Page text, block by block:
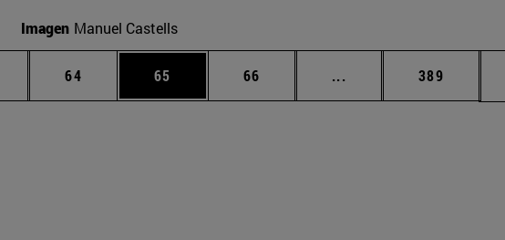
Imagen Manuel Castells
Páginas intermedias Use TAB para desplazarse.
Página
64 Página
65 Página
66 ... Páginas intermedias
Página
389